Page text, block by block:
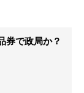
券で政局か？